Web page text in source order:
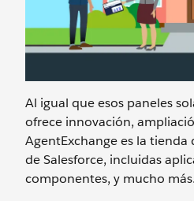
Al igual que esos paneles
ofrece innovación,
AgentExchange es la
de Salesforce, incluidas
componentes, y mucho más.